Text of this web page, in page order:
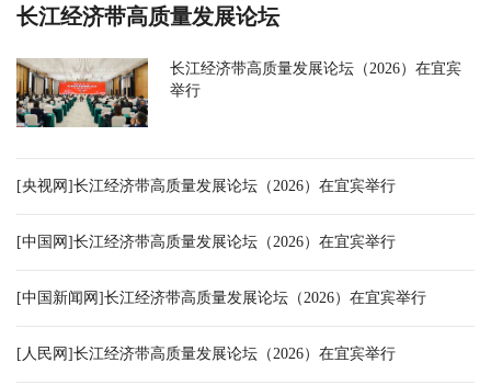
长江经济带高质量发展论坛
长江经济带高质量发展论坛（2026）在宜宾
举行
[央视网]长江经济带高质量发展论坛（2026）在宜宾举行
[中国网]长江经济带高质量发展论坛（2026）在宜宾举行
[中国新闻网]长江经济带高质量发展论坛（2026）在宜宾举行
[人民网]长江经济带高质量发展论坛（2026）在宜宾举行